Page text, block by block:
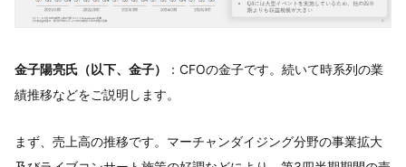
金子陽亮氏（以下、金子）
：CFOの金子です。続いて時系列の業
績推移などをご説明します。
まず、売上高の推移です。マーチャンダイジング分野の事業拡大